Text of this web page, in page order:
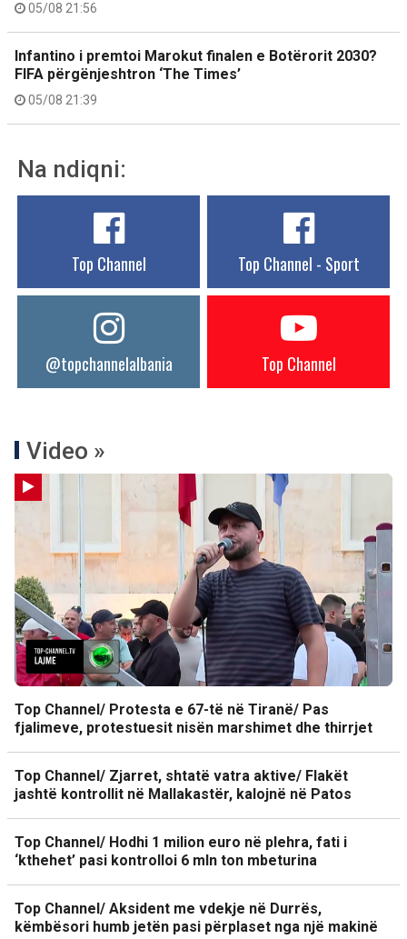
05/08 21:56
Infantino i premtoi Marokut finalen e Botërorit 2030?
FIFA përgënjeshtron ‘The Times’
05/08 21:39
Na ndiqni:
Top Channel Top Channel - Sport
@topchannelalbania Top Channel
Video »
Top Channel/ Protesta e 67-të në Tiranë/ Pas
fjalimeve, protestuesit nisën marshimet dhe thirrjet
Top Channel/ Zjarret, shtatë vatra aktive/ Flakët
jashtë kontrollit në Mallakastër, kalojnë në Patos
Top Channel/ Hodhi 1 milion euro në plehra, fati i
‘kthehet’ pasi kontrolloi 6 mln ton mbeturina
Top Channel/ Aksident me vdekje në Durrës,
këmbësori humb jetën pasi përplaset nga një makinë